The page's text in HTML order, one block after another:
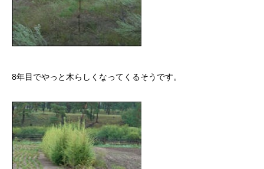
8年目でやっと木らしくなってくるそうです。